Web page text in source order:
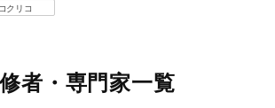
コクリコ
者・専門家一覧